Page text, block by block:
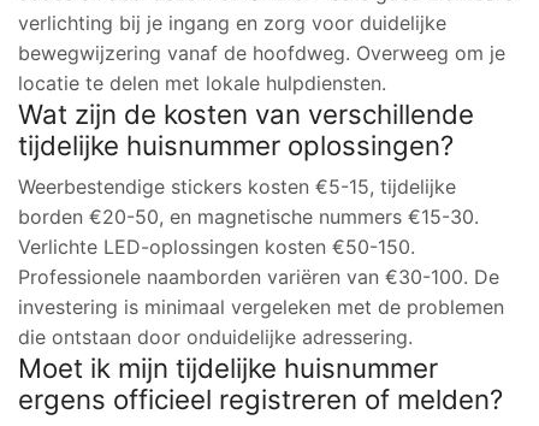
verlichting bij je ingang en zorg voor duidelijke
bewegwijzering vanaf de hoofdweg. Overweeg om je
locatie te delen met lokale hulpdiensten.
Wat zijn de kosten van verschillende
tijdelijke huisnummer oplossingen?
Weerbestendige stickers kosten €5-15, tijdelijke
borden €20-50, en magnetische nummers €15-30.
Verlichte LED-oplossingen kosten €50-150.
Professionele naamborden variëren van €30-100. De
investering is minimaal vergeleken met de problemen
die ontstaan door onduidelijke adressering.
Moet ik mijn tijdelijke huisnummer
ergens officieel registreren of melden?